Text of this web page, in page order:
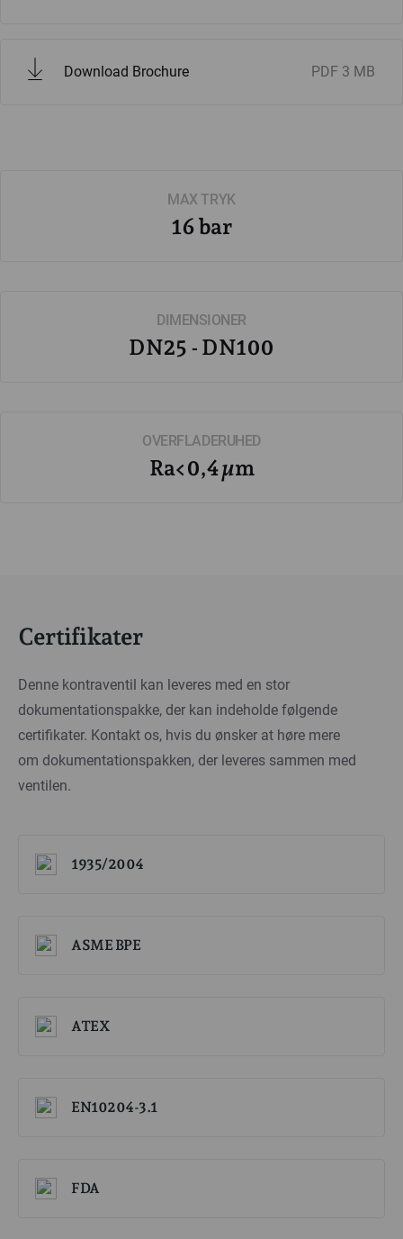
Download Brochure PDF 3 MB
MAX TRYK
16 bar
DIMENSIONER
DN25 - DN100
OVERFLADERUHED
Ra<0,4µm
Certifikater
Denne kontraventil kan leveres med en stor
dokumentationspakke, der kan indeholde følgende
certifikater. Kontakt os, hvis du ønsker at høre mere
om dokumentationspakken, der leveres sammen med
ventilen.
1935/2004
ASME BPE
ATEX
EN10204-3.1
FDA